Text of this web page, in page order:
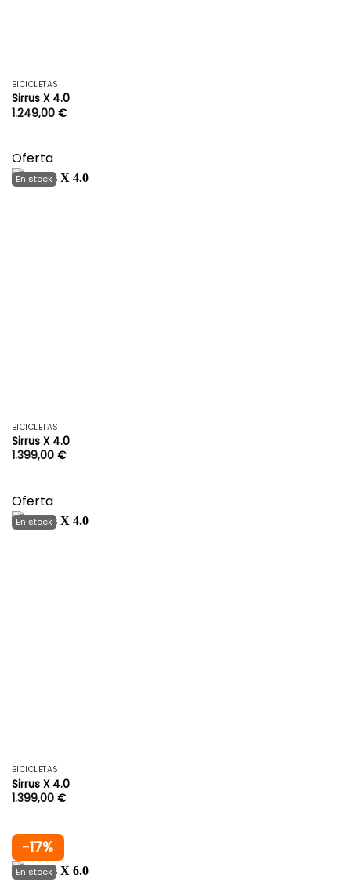
BICICLETAS
Sirrus X 4.0
1.249,00 €
Oferta
BICICLETAS
Sirrus X 4.0
1.399,00 €
Oferta
BICICLETAS
Sirrus X 4.0
1.399,00 €
-17%